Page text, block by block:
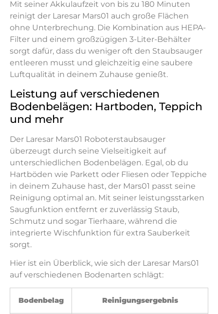
Mit seiner Akkulaufzeit von bis zu 180 Minuten
reinigt der Laresar Mars01 auch große Flächen
ohne Unterbrechung. Die Kombination aus HEPA-
Filter und einem großzügigen 3-Liter-Behälter
sorgt dafür, dass du weniger oft den Staubsauger
entleeren musst und gleichzeitig eine saubere
Luftqualität in deinem Zuhause genießt.
Leistung auf verschiedenen
Bodenbelägen: Hartboden, Teppich
und mehr
Der Laresar Mars01 Roboterstaubsauger
überzeugt durch seine Vielseitigkeit auf
unterschiedlichen Bodenbelägen. Egal, ob du
Hartböden wie Parkett oder Fliesen oder Teppiche
in deinem Zuhause hast, der Mars01 passt seine
Reinigung optimal an. Mit seiner leistungsstarken
Saugfunktion entfernt er zuverlässig Staub,
Schmutz und sogar Tierhaare, während die
integrierte Wischfunktion für extra Sauberkeit
sorgt.
Hier ist ein Überblick, wie sich der Laresar Mars01
auf verschiedenen Bodenarten schlägt:
Bodenbelag Reinigungsergebnis